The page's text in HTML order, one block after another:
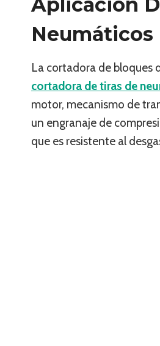
Neumáticos
La cortadora de bloques
cortadora de tiras de
motor, mecanismo de
un engranaje de
que es resistente al